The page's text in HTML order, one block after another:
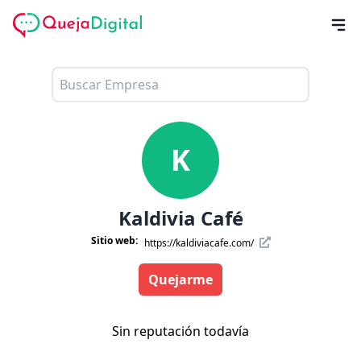
K
Kaldivia Café
Sitio web: https://kaldiviacafe.com/
Quejarme
Sin reputación todavía